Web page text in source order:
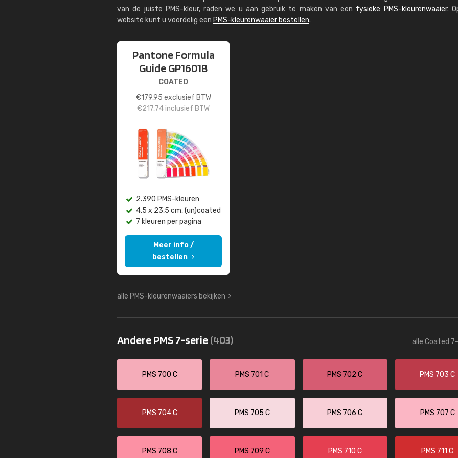
van de juiste PMS-kleur, raden we u aan gebruik te maken van een fysieke PMS-kleurenwaaier.
website kunt u voordelig een PMS-kleurenwaaier bestellen.
Pantone Formula
Guide GP1601B
COATED
€179,95 exclusief BTW
€217,74inclusief BTW
2.390 PMS-kleuren
4,5 x 23,5 cm, (un)coated
7 kleuren per pagina
Meer info /
bestellen
alle PMS-kleurenwaaiers bekijken
Andere PMS 7-serie(403) alle Coated
PMS 700 C PMS 701 C PMS 702 C PMS 703 C
PMS 704 C PMS 705 C PMS 706 C PMS 707 C
PMS 708 C PMS 709 C PMS 710 C PMS 711 C